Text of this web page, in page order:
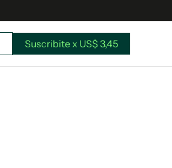
Suscribite x US$ 3,45